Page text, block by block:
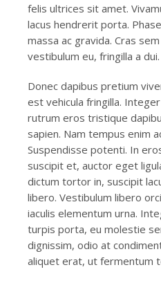
felis ultrices sit amet.
lacus hendrerit porta.
massa ac gravida. Cras
vestibulum eu, fringilla a dui.
Donec dapibus pretium
est vehicula fringilla.
rutrum eros tristique
sapien. Nam tempus enim
Suspendisse potenti. In
suscipit et, auctor eget
dictum tortor in, suscipit
libero. Vestibulum libero
iaculis elementum urna.
turpis porta, eu molestie
dignissim, odio at
aliquet erat, ut fermentum